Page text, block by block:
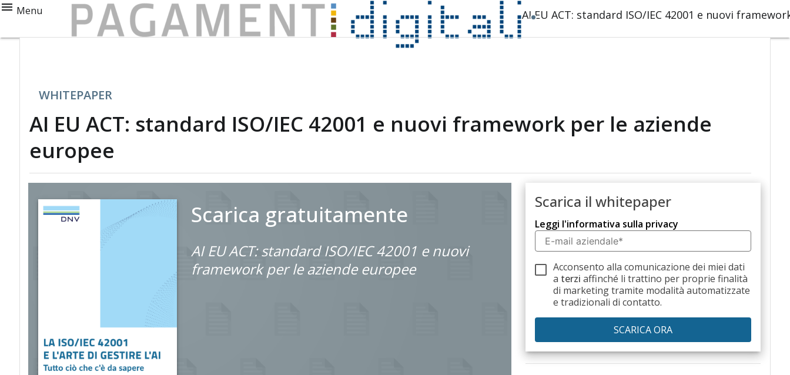
Menu AI EU ACT: standard ISO/IEC 42001 e nuovi
WHITEPAPER
AI EU ACT: standard ISO/IEC 42001 e nuovi framework per le aziende
europee
Scarica gratuitamente
AI EU ACT: standard ISO/IEC 42001 e nuovi
framework per le aziende europee
Scarica il whitepaper
Leggi l'informativa sulla privacy
Acconsento alla comunicazione dei miei dati
a terzi affinché li trattino per proprie finalità
di marketing tramite modalità automatizzate
e tradizionali di contatto.